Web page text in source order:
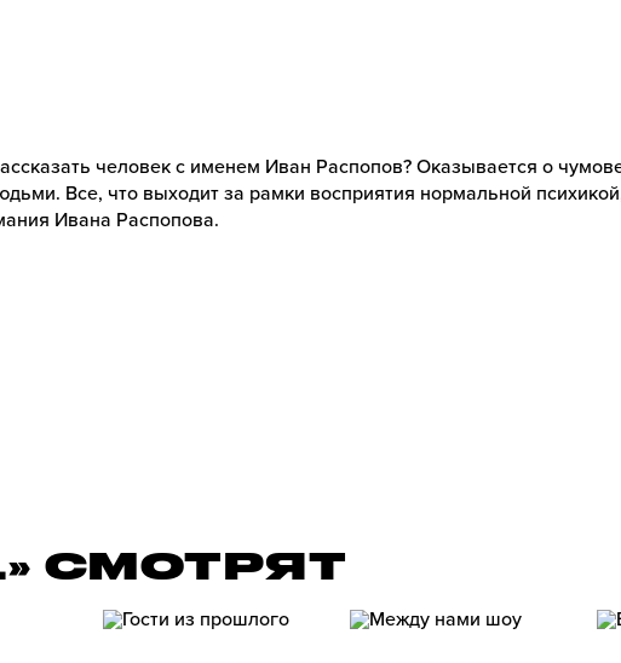
человек с именем Иван Распопов? Оказывается о
Все, что выходит за рамки восприятия нормальной
Ивана Распопова.
СМОТРЯТ